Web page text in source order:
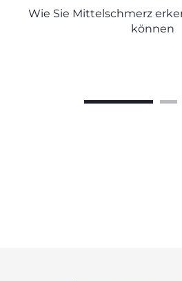
Wie Sie Mittelschmerz
können